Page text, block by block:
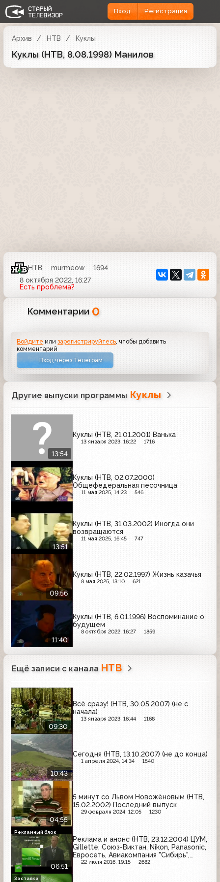
Вход Регистрация
Архив НТВ Куклы
Куклы (НТВ, 8.08.1998) Манилов
НТВ murmeow
1694
8 октября 2022, 16:27
Есть проблема?
Комментарии 0
Войдите илизарегистрируйтесь , чтобы добавить
комментарий
Вход через Телеграм
Другие выпуски программы Куклы
13:54
Куклы (НТВ, 21.01.2001) Ванька
13 января 2023, 16:22 1716
Куклы (НТВ, 02.07.2000)
Общефедеральная песочница
11 мая 2025, 14:23 546
13:51
Куклы (НТВ, 31.03.2002) Иногда они
возвращаются
11 мая 2025, 16:45 747
09:56
Куклы (НТВ, 22.02.1997) Жизнь казачья
8 мая 2025, 13:10 621
11:40
Куклы (НТВ, 6.01.1996) Воспоминание о
будущем
8 октября 2022, 16:27 1859
Ещё записи с канала НТВ
09:30
Всё сразу! (НТВ, 30.05.2007) (не с
начала)
13 января 2023, 16:44 1168
10:43
Сегодня (НТВ, 13.10.2007) (не до конца)
1 апреля 2024, 14:34 1540
04:55
5 минут со Львом Новожёновым (НТВ,
15.02.2002) Последний выпуск
29 февраля 2024, 12:05 1230
06:51
Реклама и анонс (НТВ, 23.12.2004) ЦУМ,
Gillette, Союз-Виктан, Nikon, Panasonic,
Евросеть, Авиакомпания "Сибирь",
Rexona, Skoda, Экспоцентр, Родня,
22 июля 2016, 19:15 2682
Рекламный блок
Заставка